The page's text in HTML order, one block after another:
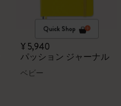
Quick Shop
¥ 5,940
パッション ジャーナル
ベビー